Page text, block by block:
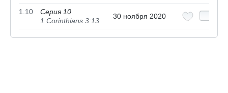
1.10
Серия 10
1 Corinthians 3:13
30 ноября 2020